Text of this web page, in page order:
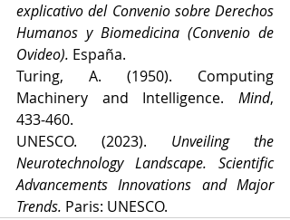
explicativo del Convenio sobre Derechos
Humanos y Biomedicina (Convenio de
Ovideo). España.
Turing, A. (1950). Computing
Machinery and Intelligence. Mind,
433-460.
UNESCO. (2023). Unveiling the
Neurotechnology Landscape. Scientific
Advancements Innovations and Major
Trends. Paris: UNESCO.